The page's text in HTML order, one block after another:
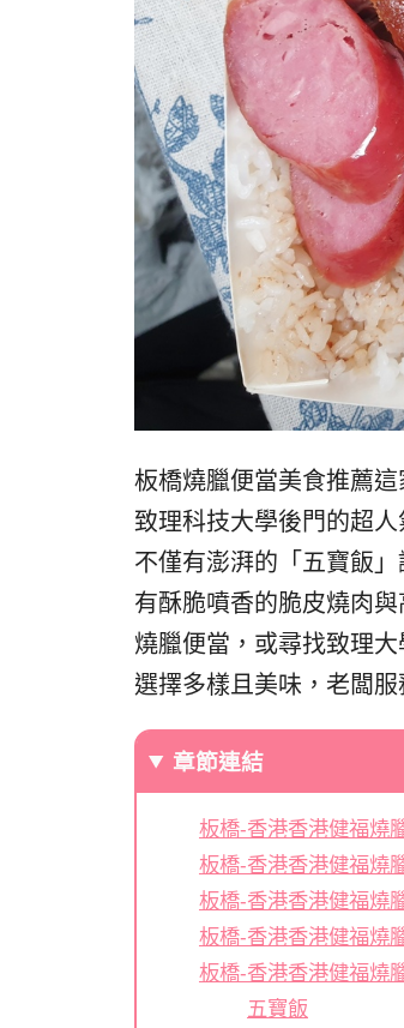
板橋燒臘便當美食推薦這
致理科技大學後門的超
不僅有澎湃的「五寶飯
有酥脆噴香的脆皮燒肉
燒臘便當，或尋找致理
選擇多樣且美味，老闆
章節連結
板橋-香港香港健福燒
板橋-香港香港健福燒
板橋-香港香港健福燒
板橋-香港香港健福燒
板橋-香港香港健福燒
五寶飯